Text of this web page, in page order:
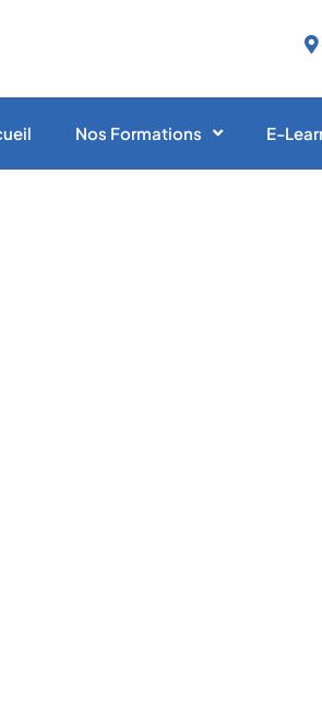
Nos Formations E-